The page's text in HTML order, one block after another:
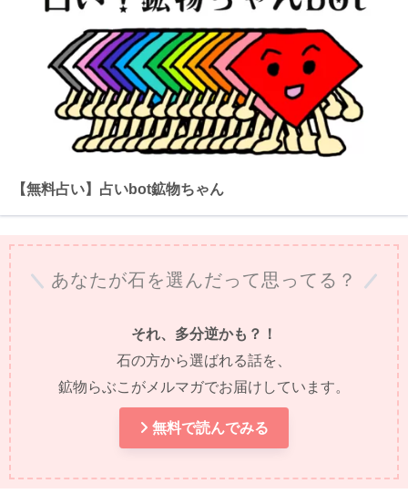
【無料占い】占いbot鉱物ちゃん
あなたが石を選んだって思ってる？
それ、多分逆かも？！
石の方から選ばれる話を、
鉱物らぶこがメルマガでお届けしています。
無料で読んでみる